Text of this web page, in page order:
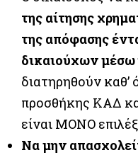
της αίτησης
της απόφασης
δικαιούχων μέσω
διατηρηθούν καθ’
προσθήκης ΚΑΔ
είναι ΜΟΝΟ
Να μην